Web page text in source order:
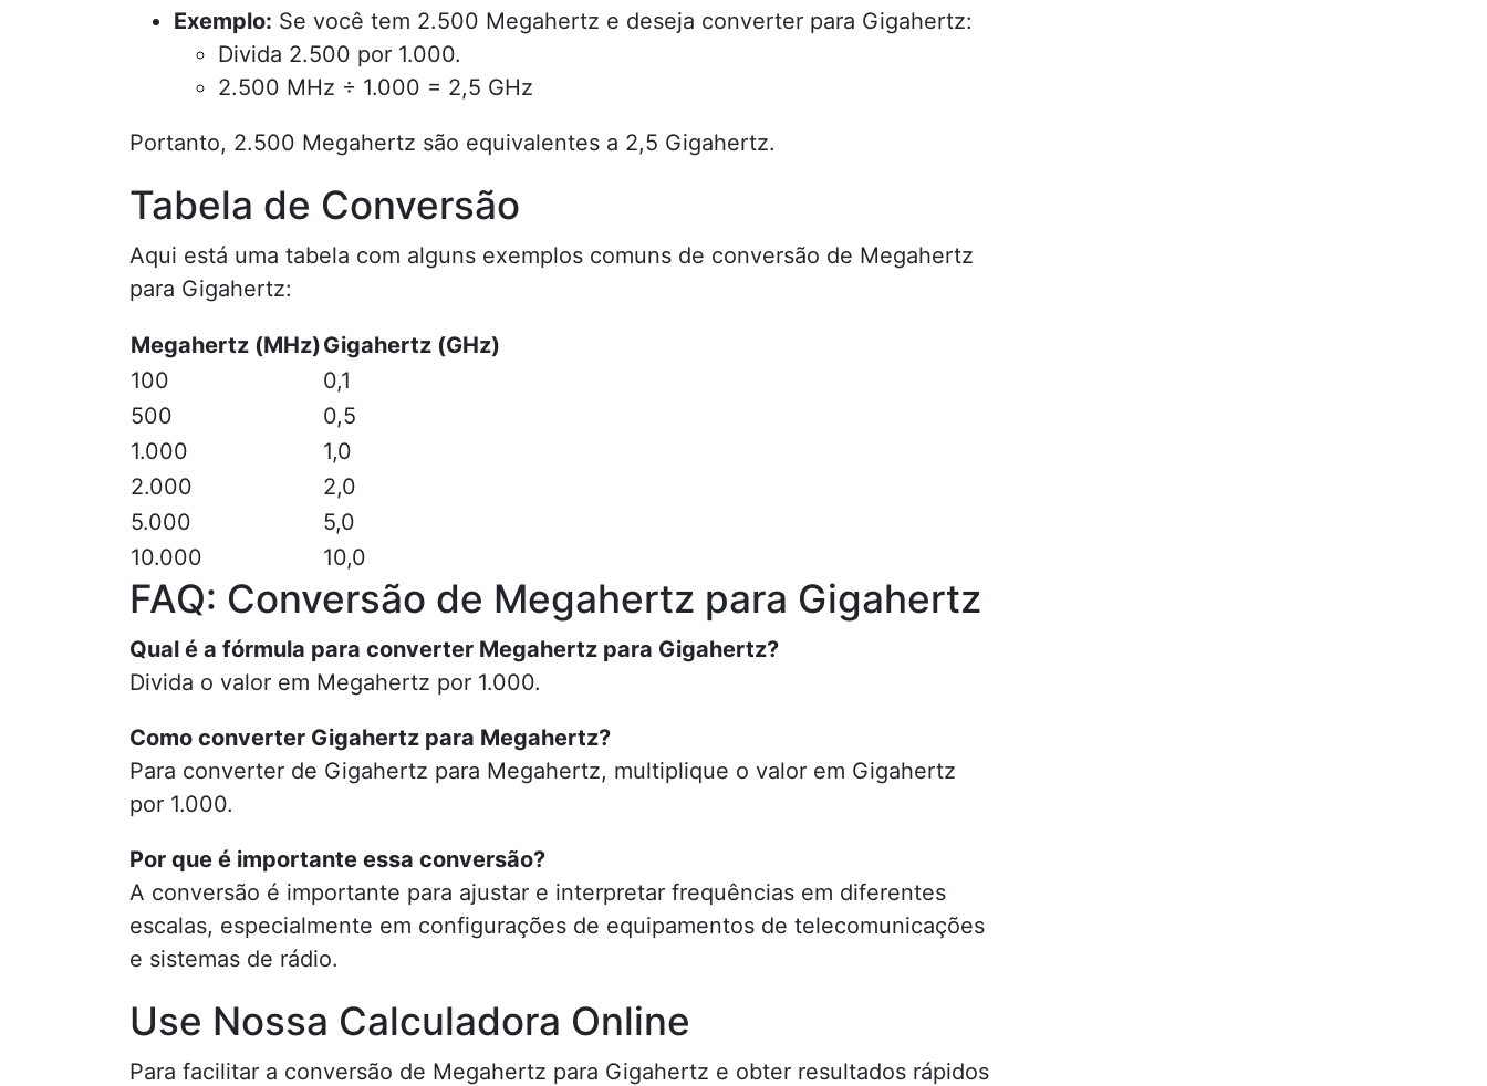
Exemplo: Se você tem 2.500 Megahertz e deseja converter para Gigahertz:
Divida 2.500 por 1.000.
2.500 MHz ÷ 1.000 = 2,5 GHz
Portanto, 2.500 Megahertz são equivalentes a 2,5 Gigahertz.
Tabela de Conversão
Aqui está uma tabela com alguns exemplos comuns de conversão de Megahertz
para Gigahertz:
Megahertz (MHz)Gigahertz (GHz)
100
0,1
500
0,5
1.000
1,0
2.000
2,0
5.000
5,0
10.000
10,0
FAQ: Conversão de Megahertz para Gigahertz
Qual é a fórmula para converter Megahertz para Gigahertz?
Divida o valor em Megahertz por 1.000.
Como converter Gigahertz para Megahertz?
Para converter de Gigahertz para Megahertz, multiplique o valor em Gigahertz
por 1.000.
Por que é importante essa conversão?
A conversão é importante para ajustar e interpretar frequências em diferentes
escalas, especialmente em configurações de equipamentos de telecomunicações
e sistemas de rádio.
Use Nossa Calculadora Online
Para facilitar a conversão de Megahertz para Gigahertz e obter resultados rápidos